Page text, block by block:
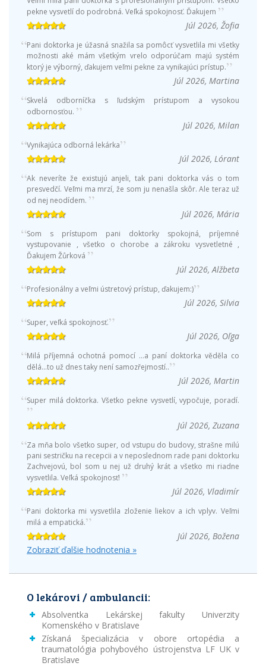
pekne vysvetlí do podrobná. Veľká spokojnosť. Ďakujem
Júl 2026, Žofia
Pani doktorka je úžasná snažila sa pomôcť vysvetlila mi všetky
možnosti aké mám všetkým vrelo odporúčam majú systém
ktorý je výborný, ďakujem veľmi pekne za vynikajúci prístup.
Júl 2026, Martina
Skvelá odborníčka s ľudským prístupom a vysokou
odbornosťou.
Júl 2026, Milan
Vynikajúca odborná lekárka
Júl 2026, Lórant
Ak neveríte že existujú anjeli, tak pani doktorka vás o tom
presvedčí. Veľmi ma mrzí, že som ju nenašla skôr. Ale teraz už
od nej neodídem.
Júl 2026, Mária
Som s prístupom pani doktorky spokojná, príjemné
vystupovanie , všetko o chorobe a zákroku vysvetletné ,
Ďakujem Žůrková
Júl 2026, Alžbeta
Profesionálny a veľmi ústretový prístup, ďakujem:)
Júl 2026, Silvia
Super, veľká spokojnosť.
Júl 2026, Oľga
Milá příjemná ochotná pomocí ...a paní doktorka věděla co
dělá...to už dnes taky není samozřejmostí..
Júl 2026, Martin
Super milá doktorka. Všetko pekne vysvetlí, vypočuje, poradí.
Júl 2026, Zuzana
Za mňa bolo všetko super, od vstupu do budovy, strašne milú
pani sestričku na recepcii a v neposlednom rade pani doktorku
Zachvejovú, bol som u nej už druhý krát a všetko mi riadne
vysvetlila. Veľká spokojnosť!
Júl 2026, Vladimír
Pani doktorka mi vysvetlila zloženie liekov a ich vplyv. Veľmi
milá a empatická.
Júl 2026, Božena
Zobraziť ďalšie hodnotenia »
O lekárovi / ambulancii:
Absolventka Lekárskej fakulty Univerzity
Komenského v Bratislave
Získaná špecializácia v obore ortopédia a
traumatológia pohybového ústrojenstva LF UK v
Bratislave